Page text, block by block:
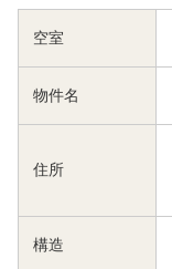
空室
物件名
住所
構造